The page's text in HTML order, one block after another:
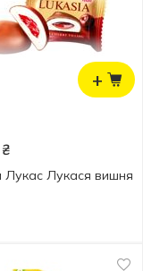
+
₴
Лукас Лукася вишня